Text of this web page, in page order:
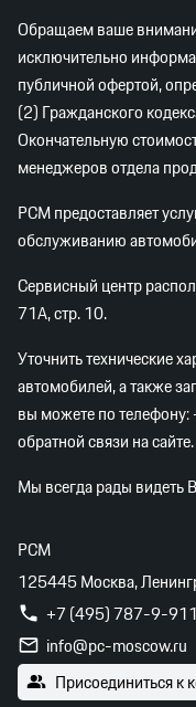
Обращаем ваше
исключительно
публичной офертой,
(2) Гражданского
Окончательную
менеджеров отдела
PCM предоставляет
обслуживанию
Сервисный центр
71А, стр. 10.
Уточнить технические
автомобилей, а также
вы можете по телефону:
обратной связи на сайте.
Мы всегда рады видеть
PCM
125445 Москва,
+7 (495) 787-9-911
info@pc-moscow.ru
Присоединиться к